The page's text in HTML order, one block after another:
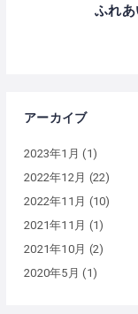
ふれ
アーカイブ
2023年1月 (1)
2022年12月 (22)
2022年11月 (10)
2021年11月 (1)
2021年10月 (2)
2020年5月 (1)